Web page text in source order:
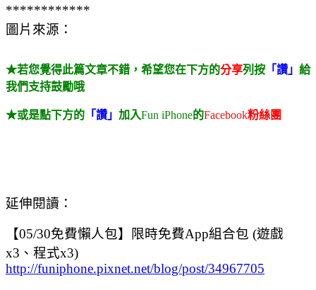
************
圖片來源：
★若您覺得此篇文章不錯，希望您在下方的分享列按 「讚」 給
我們支持鼓勵哦
★或是點下方的 「讚」 加入Fun iPhone的Facebook粉絲團
延伸閱讀：
【05/30免費懶人包】限時免費App組合包 (遊戲
x3、程式x3)
http://funiphone.pixnet.net/blog/post/34967705